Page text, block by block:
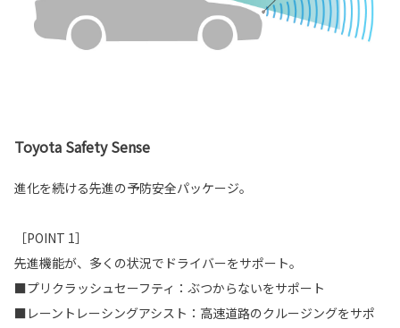
Toyota Safety Sense
進化を続ける先進の予防安全パッケージ。
［POINT 1］
先進機能が、多くの状況でドライバーをサポート。
■プリクラッシュセーフティ：ぶつからないをサポート
■レーントレーシングアシスト：高速道路のクルージングをサポ